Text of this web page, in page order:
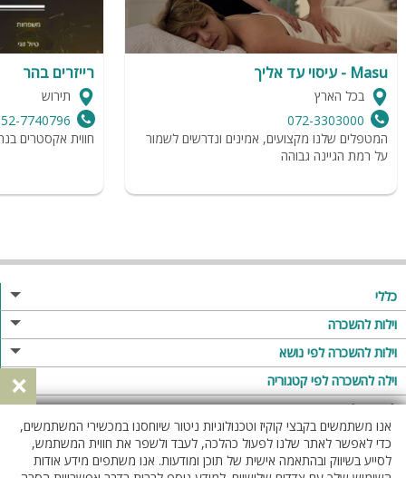
Masu - עיסוי עד אליך
בכל הארץ
072-3303000
המטפלים שלנו מקצועים, אמינים ונדרשים לשמור
על רמת הגיינה גבוהה
רייזרים בהר
תירוש
7740796
חווית אקסטרים
כללי
מגזין
פרסום באתר
תקנון
מדיניות פרטיות
וילות להשכרה
וילות בצפון
וילות במרכז
וילות בדרום
וילות באילת
וילות בשרון
וילות להשכרה לפי נושא
וילה לזוגות
וילות למשפחות
וילות לציבור הדתי
אירוח דרוזי
וילה להשכרה לפי קטגוריה
וילות עם בריכה
וילה עם בריכה מחוממת
וילה עם בריכה מחוממת מקורה
לופטים להשכרה
לופט
לופטים בצפון
×
אנו משתמשים בקבצי קוקיז וטכנולוגיות ניטור שיוחסנו במכשירי המשתמשים,
כדי לאפשר לאתר שלנו לפעול כהלכה, לעבד ולשפר את חווית המשתמש,
לסייע בשיווק ובהתאמה אישית של תוכן ומודעות. אנו משתפים מידע אודות